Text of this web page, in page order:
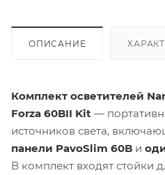
ОПИСАНИЕ
Комплект осветителей
Forza 60BII Kit —
источников света,
панели PavoSlim 60B и
В комплект входят стойки